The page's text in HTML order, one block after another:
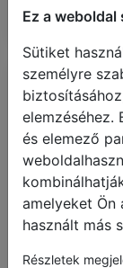
Ez a
Sütiket
személyre
elemzéséhez.
és elemező
amelyeket Ön
használt más
Részletek
(FA_06)